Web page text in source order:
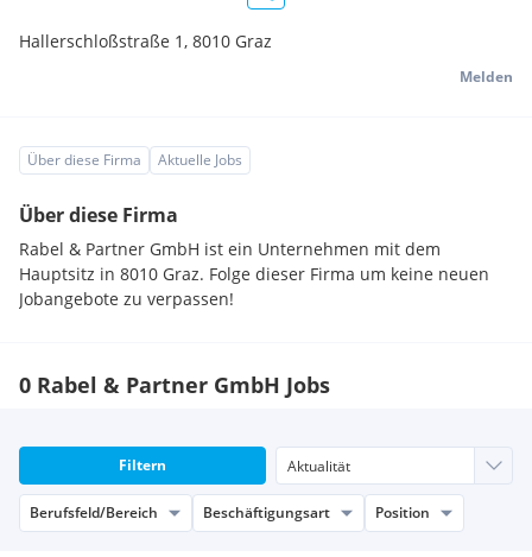
Hallerschloßstraße 1, 8010 Graz
Melden
Über diese Firma Aktuelle Jobs
Über diese Firma
Rabel & Partner GmbH ist ein Unternehmen mit dem
Hauptsitz in 8010 Graz. Folge dieser Firma um keine neuen
Jobangebote zu verpassen!
0 Rabel & Partner GmbH Jobs
Filtern
Berufsfeld/Bereich Beschäftigungsart Position